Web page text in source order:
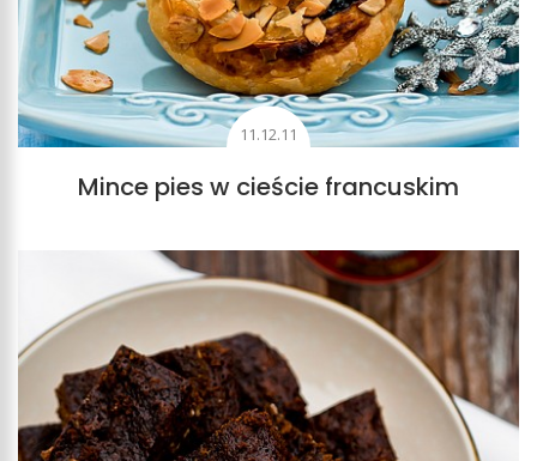
11.12.11
Mince pies w cieście francuskim